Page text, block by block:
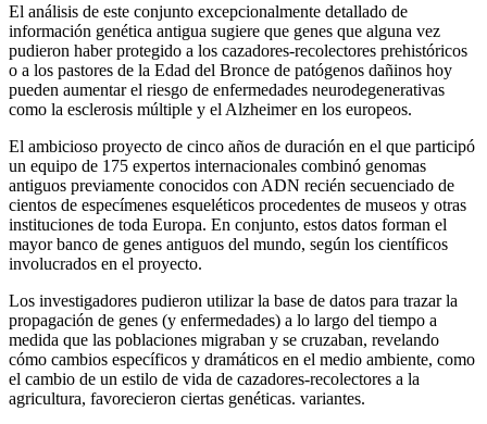
El análisis de este conjunto excepcionalmente detallado de
información genética antigua sugiere que genes que alguna vez
pudieron haber protegido a los cazadores-recolectores prehistóricos
o a los pastores de la Edad del Bronce de patógenos dañinos hoy
pueden aumentar el riesgo de enfermedades neurodegenerativas
como la esclerosis múltiple y el Alzheimer en los europeos.
El ambicioso proyecto de cinco años de duración en el que participó
un equipo de 175 expertos internacionales combinó genomas
antiguos previamente conocidos con ADN recién secuenciado de
cientos de especímenes esqueléticos procedentes de museos y otras
instituciones de toda Europa. En conjunto, estos datos forman el
mayor banco de genes antiguos del mundo, según los científicos
involucrados en el proyecto.
Los investigadores pudieron utilizar la base de datos para trazar la
propagación de genes (y enfermedades) a lo largo del tiempo a
medida que las poblaciones migraban y se cruzaban, revelando
cómo cambios específicos y dramáticos en el medio ambiente, como
el cambio de un estilo de vida de cazadores-recolectores a la
agricultura, favorecieron ciertas genéticas. variantes.